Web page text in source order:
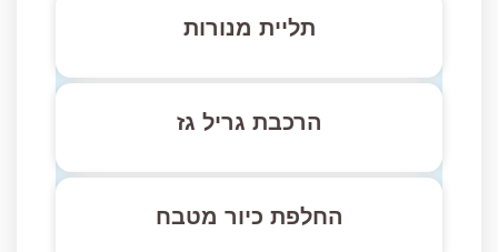
תליית מנורות
הרכבת גריל גז
החלפת כיור מטבח